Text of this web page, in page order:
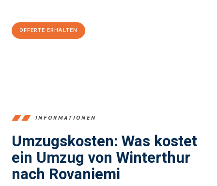
OFFERTE ERHALTEN
INFORMATIONEN
Umzugskosten: Was kostet
ein Umzug von Winterthur
nach Rovaniemi